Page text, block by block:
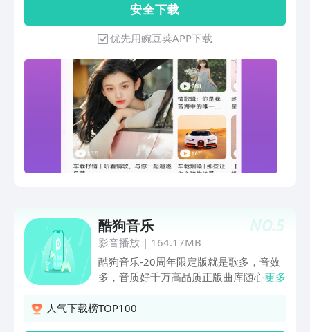
的算法，自动推荐你感兴趣的新歌，比你
更懂你；根据你的喜好，个性化推荐好音
乐； 高清的图片，清晰简洁，操作简单
流畅，好听又好看！千位重磅明星、专业
音乐人、知名DJ已入驻；3千万曲库，流
行、网红、古风、动漫、怀旧金曲、摇
滚、电音、说唱、民谣、日语、欧美、韩
语，所有歌曲应有尽有；陈奕迅、林俊杰
等大咖全部网罗；随您免费畅听； 为你
提供海量高品质音乐，高人气的音乐榜
单，新歌速递，契合各种应用场景的主题
安 全 下 载
优先用豌豆荚APP下载
NO.5
酷狗音乐
影音播放 | 164.17MB
酷狗音乐-20周年限定版就是歌多，音效
多，音质好千万高品质正版曲库随心听
心切换，即刻沉浸，横竖都好听；2.蝰蛇
更多
人气下载榜TOP100